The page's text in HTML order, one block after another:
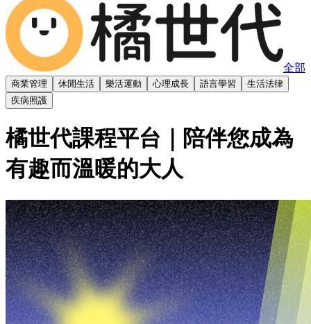
全部
商業管理 休閒生活 樂活運動 心理成長 語言學習
生活法律
疾病照護
橘世代課程平台 ｜陪伴您成為
有趣而溫暖的大人